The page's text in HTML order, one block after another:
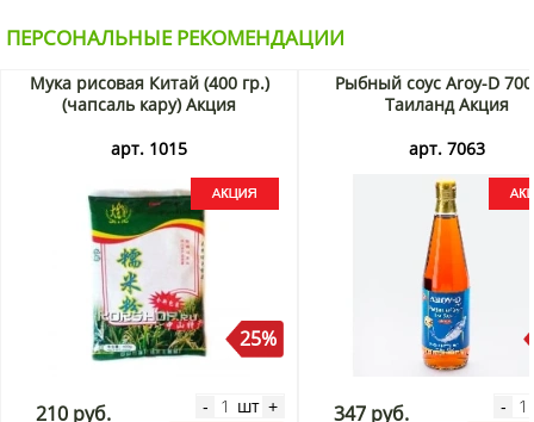
ПЕРСОНАЛЬНЫЕ РЕКОМЕНДАЦИИ
Мука рисовая Китай (400 гр.)
(чапсаль кару) Акция
арт. 1015
25%
210 руб. - шт +
Рыбный соус Aroy-D
Таиланд Акция
арт. 7063
347 руб. -